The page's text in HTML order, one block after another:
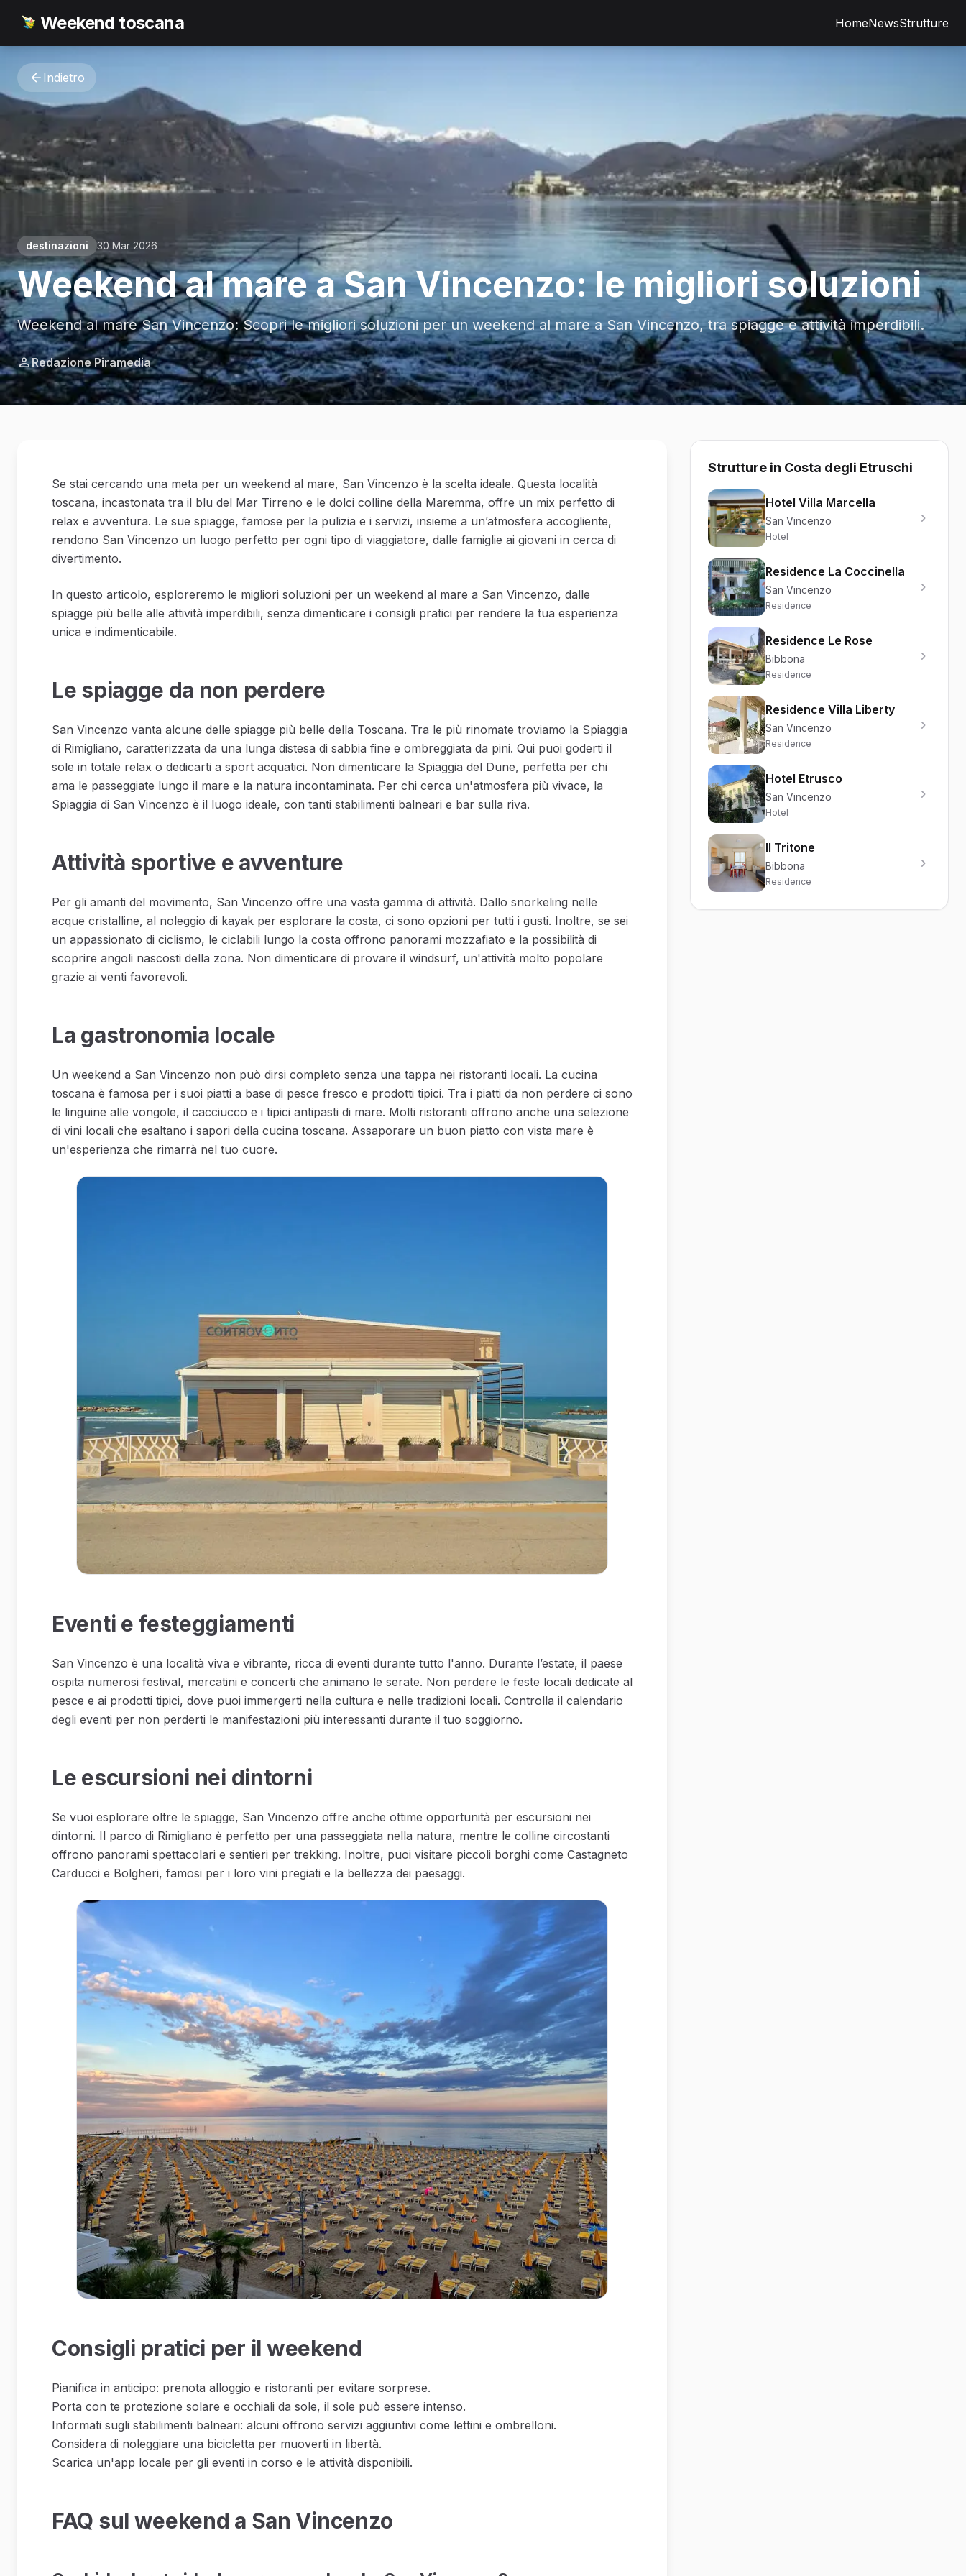
Weekend toscana HomeNewsStrutture
Indietro
destinazioni 30 Mar 2026
Weekend al mare a San Vincenzo: le migliori soluzioni
Weekend al mare San Vincenzo: Scopri le migliori soluzioni per un weekend al mare a San Vincenzo, tra spiagge e attività imperdibili.
Redazione Piramedia
Se stai cercando una meta per un weekend al mare, San Vincenzo è la scelta ideale. Questa località
toscana, incastonata tra il blu del Mar Tirreno e le dolci colline della Maremma, offre un mix perfetto di
relax e avventura. Le sue spiagge, famose per la pulizia e i servizi, insieme a un’atmosfera accogliente,
rendono San Vincenzo un luogo perfetto per ogni tipo di viaggiatore, dalle famiglie ai giovani in cerca di
divertimento.
In questo articolo, esploreremo le migliori soluzioni per un weekend al mare a San Vincenzo, dalle
spiagge più belle alle attività imperdibili, senza dimenticare i consigli pratici per rendere la tua esperienza
unica e indimenticabile.
Le spiagge da non perdere
San Vincenzo vanta alcune delle spiagge più belle della Toscana. Tra le più rinomate troviamo la Spiaggia
di Rimigliano, caratterizzata da una lunga distesa di sabbia fine e ombreggiata da pini. Qui puoi goderti il
sole in totale relax o dedicarti a sport acquatici. Non dimenticare la Spiaggia del Dune, perfetta per chi
ama le passeggiate lungo il mare e la natura incontaminata. Per chi cerca un'atmosfera più vivace, la
Spiaggia di San Vincenzo è il luogo ideale, con tanti stabilimenti balneari e bar sulla riva.
Attività sportive e avventure
Per gli amanti del movimento, San Vincenzo offre una vasta gamma di attività. Dallo snorkeling nelle
acque cristalline, al noleggio di kayak per esplorare la costa, ci sono opzioni per tutti i gusti. Inoltre, se sei
un appassionato di ciclismo, le ciclabili lungo la costa offrono panorami mozzafiato e la possibilità di
scoprire angoli nascosti della zona. Non dimenticare di provare il windsurf, un'attività molto popolare
grazie ai venti favorevoli.
La gastronomia locale
Un weekend a San Vincenzo non può dirsi completo senza una tappa nei ristoranti locali. La cucina
toscana è famosa per i suoi piatti a base di pesce fresco e prodotti tipici. Tra i piatti da non perdere ci sono
le linguine alle vongole, il cacciucco e i tipici antipasti di mare. Molti ristoranti offrono anche una selezione
di vini locali che esaltano i sapori della cucina toscana. Assaporare un buon piatto con vista mare è
un'esperienza che rimarrà nel tuo cuore.
Eventi e festeggiamenti
San Vincenzo è una località viva e vibrante, ricca di eventi durante tutto l'anno. Durante l’estate, il paese
ospita numerosi festival, mercatini e concerti che animano le serate. Non perdere le feste locali dedicate al
pesce e ai prodotti tipici, dove puoi immergerti nella cultura e nelle tradizioni locali. Controlla il calendario
degli eventi per non perderti le manifestazioni più interessanti durante il tuo soggiorno.
Le escursioni nei dintorni
Se vuoi esplorare oltre le spiagge, San Vincenzo offre anche ottime opportunità per escursioni nei
dintorni. Il parco di Rimigliano è perfetto per una passeggiata nella natura, mentre le colline circostanti
offrono panorami spettacolari e sentieri per trekking. Inoltre, puoi visitare piccoli borghi come Castagneto
Carducci e Bolgheri, famosi per i loro vini pregiati e la bellezza dei paesaggi.
Consigli pratici per il weekend
Pianifica in anticipo: prenota alloggio e ristoranti per evitare sorprese.
Porta con te protezione solare e occhiali da sole, il sole può essere intenso.
Informati sugli stabilimenti balneari: alcuni offrono servizi aggiuntivi come lettini e ombrelloni.
Considera di noleggiare una bicicletta per muoverti in libertà.
Scarica un'app locale per gli eventi in corso e le attività disponibili.
FAQ sul weekend a San Vincenzo
Strutture in Costa degli Etruschi
Hotel Villa Marcella
San Vincenzo
Hotel
Residence La Coccinella
San Vincenzo
Residence
Residence Le Rose
Bibbona
Residence
Residence Villa Liberty
San Vincenzo
Residence
Hotel Etrusco
San Vincenzo
Hotel
Il Tritone
Bibbona
Residence